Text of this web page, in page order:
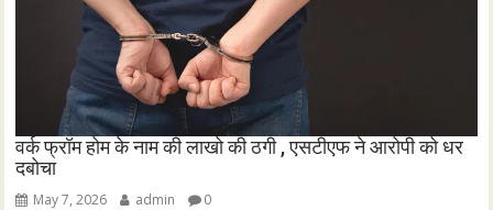
वर्क फ्रॉम होम के नाम की लाखो की ठगी , एसटीएफ ने आरोपी को धर
दबोचा
May 7, 2026 admin 0